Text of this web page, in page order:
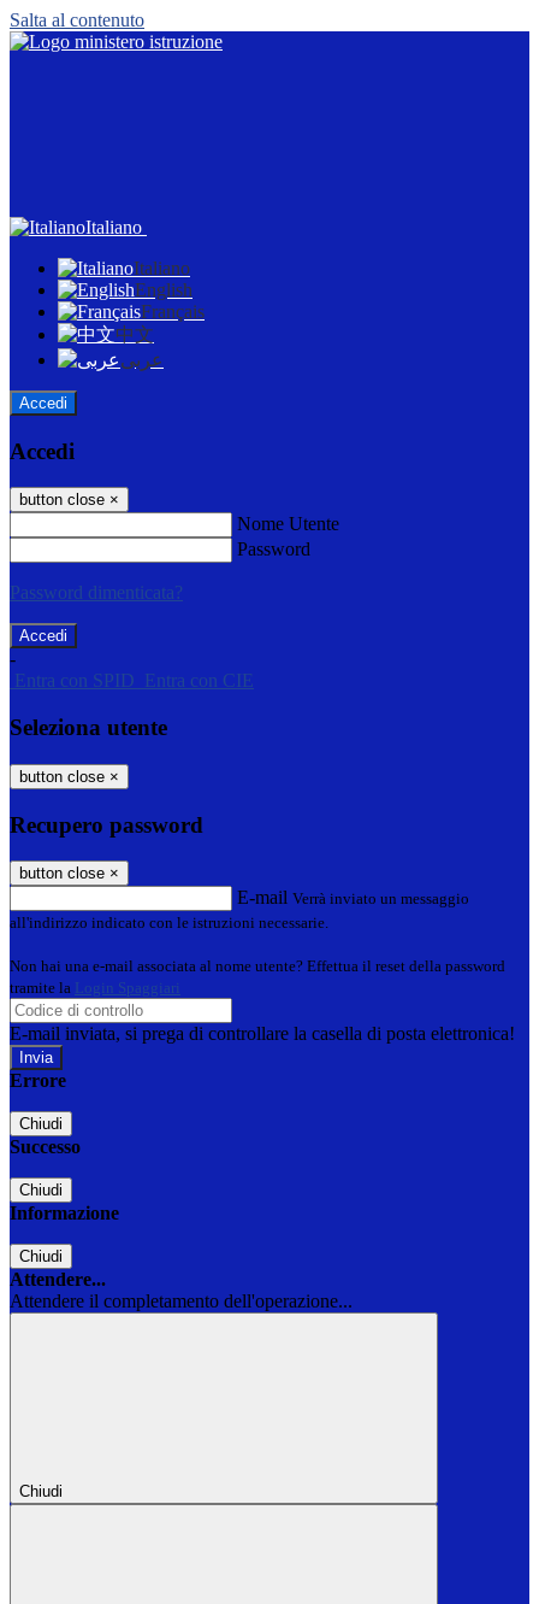
Salta al contenuto
Italiano
Italiano
English
Français
中文
عربى
Accedi
Accedi
button close ×
Nome Utente
Password
Password dimenticata?
-
Entra con SPID
Entra con CIE
Seleziona utente
button close ×
Recupero password
button close ×
E-mail Verrà inviato un messaggio
all'indirizzo indicato con le istruzioni necessarie.
Non hai una e-mail associata al nome utente? Effettua il reset della password
tramite la Login Spaggiari
E-mail inviata, si prega di controllare la casella di posta elettronica!
Errore
Chiudi
Successo
Chiudi
Informazione
Chiudi
Attendere...
Attendere il completamento dell'operazione...
Chiudi